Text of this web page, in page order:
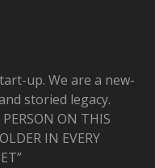
up. We are a new-
storied legacy.
PERSON ON THIS
IN EVERY